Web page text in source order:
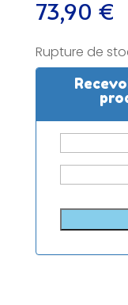
73,90 €
Rupture de